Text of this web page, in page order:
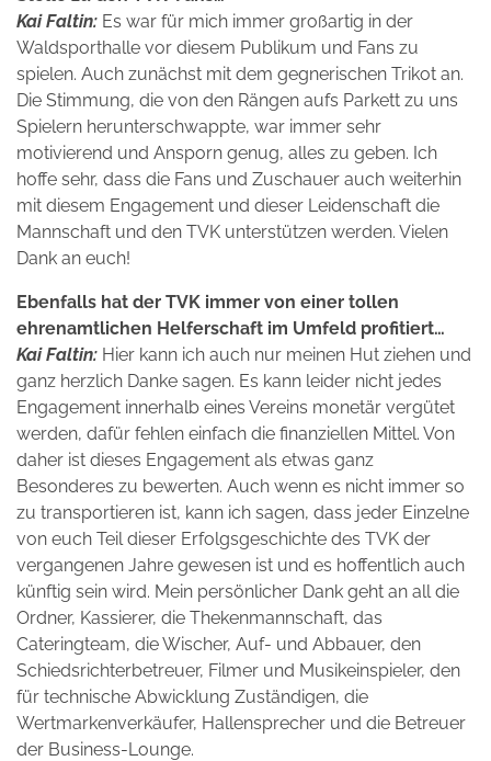
Kai Faltin: Es war für mich immer großartig in der
Waldsporthalle vor diesem Publikum und Fans zu
spielen. Auch zunächst mit dem gegnerischen Trikot an.
Die Stimmung, die von den Rängen aufs Parkett zu uns
Spielern herunterschwappte, war immer sehr
motivierend und Ansporn genug, alles zu geben. Ich
hoffe sehr, dass die Fans und Zuschauer auch weiterhin
mit diesem Engagement und dieser Leidenschaft die
Mannschaft und den TVK unterstützen werden. Vielen
Dank an euch!
Ebenfalls hat der TVK immer von einer tollen
ehrenamtlichen Helferschaft im Umfeld profitiert…
Kai Faltin: Hier kann ich auch nur meinen Hut ziehen und
ganz herzlich Danke sagen. Es kann leider nicht jedes
Engagement innerhalb eines Vereins monetär vergütet
werden, dafür fehlen einfach die finanziellen Mittel. Von
daher ist dieses Engagement als etwas ganz
Besonderes zu bewerten. Auch wenn es nicht immer so
zu transportieren ist, kann ich sagen, dass jeder Einzelne
von euch Teil dieser Erfolgsgeschichte des TVK der
vergangenen Jahre gewesen ist und es hoffentlich auch
künftig sein wird. Mein persönlicher Dank geht an all die
Ordner, Kassierer, die Thekenmannschaft, das
Cateringteam, die Wischer, Auf- und Abbauer, den
Schiedsrichterbetreuer, Filmer und Musikeinspieler, den
für technische Abwicklung Zuständigen, die
Wertmarkenverkäufer, Hallensprecher und die Betreuer
der Business-Lounge.